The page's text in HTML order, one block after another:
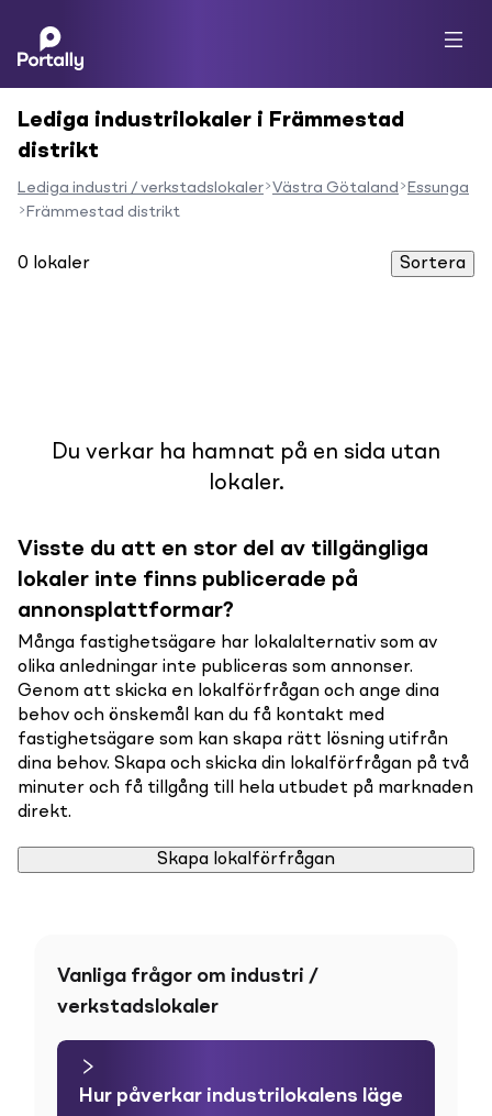
Lediga industrilokaler i Främmestad
distrikt
Lediga industri / verkstadslokaler Västra Götaland
Essunga
Främmestad distrikt
0 lokaler Sortera
Du verkar ha hamnat på en sida utan
lokaler.
Visste du att en stor del av tillgängliga
lokaler inte finns publicerade på
annonsplattformar?
Många fastighetsägare har lokalalternativ som av
olika anledningar inte publiceras som annonser.
Genom att skicka en lokalförfrågan och ange dina
behov och önskemål kan du få kontakt med
fastighetsägare som kan skapa rätt lösning utifrån
dina behov. Skapa och skicka din lokalförfrågan på två
minuter och få tillgång till hela utbudet på marknaden
direkt.
Skapa lokalförfrågan
Vanliga frågor om industri /
verkstadslokaler
Hur påverkar industrilokalens läge